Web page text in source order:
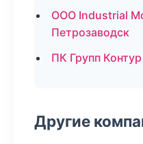
ООО Industrial
Петрозаводск
ПК Групп
Другие